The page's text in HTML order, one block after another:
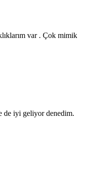
var . Çok mimik
de iyi geliyor denedim.